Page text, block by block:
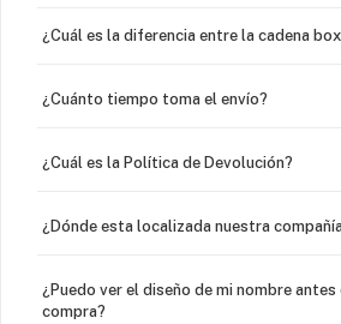
¿Cuál es la diferencia entre la cadena
¿Cuánto tiempo toma el envío?
¿Cuál es la Política de Devolución?
¿Dónde esta localizada nuestra
¿Puedo ver el diseño de mi nombre antes
compra?